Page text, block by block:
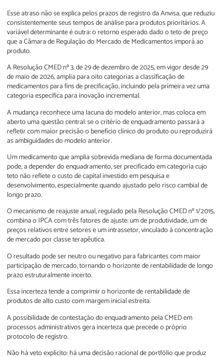
Esse atraso não se explica pelos prazos de registro da Anvisa, que reduziu
consistentemente seus tempos de análise para produtos prioritários. A
variável determinante é outra: o retorno esperado dado o teto de preço
que a Câmara de Regulação do Mercado de Medicamentos imporá ao
produto.
A Resolução CMED nº 3, de 29 de dezembro de 2025, em vigor desde 29
de maio de 2026, amplia para oito categorias a classificação de
medicamentos para fins de precificação, incluindo pela primeira vez uma
categoria específica para inovação incremental.
A mudança reconhece uma lacuna do modelo anterior, mas coloca em
aberto uma questão central: se o critério de enquadramento passará a
refletir com maior precisão o benefício clínico do produto ou reproduzirá
as ambiguidades do modelo anterior.
Um medicamento que amplia sobrevida mediana de forma documentada
pode, a depender do enquadramento, ser precificado em categoria cujo
teto não reflete o custo de capital investido em pesquisa e
desenvolvimento, especialmente quando ajustado pelo risco cambial de
longo prazo.
O mecanismo de reajuste anual, regulado pela Resolução CMED nº 1/2015,
combina o IPCA com três fatores de ajuste: um de produtividade, um de
preços relativos entre setores e um intrassetor, vinculado à concentração
de mercado por classe terapêutica.
O resultado pode ser neutro ou negativo para fabricantes com maior
participação de mercado, tornando o horizonte de rentabilidade de longo
prazo estruturalmente incerto.
Essa incerteza tende a comprimir o horizonte de rentabilidade de
produtos de alto custo com margem inicial estreita.
A possibilidade de contestação do enquadramento pela CMED em
processos administrativos gera incerteza que precede o próprio
protocolo de registro.
Não há veto explícito: há uma decisão racional de portfólio que produz